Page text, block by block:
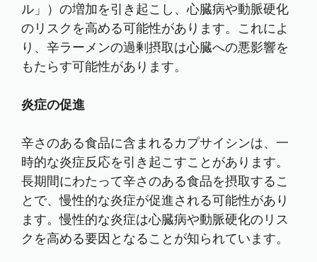
ル」）の増加を引き起こし、心臓病や動脈硬化
のリスクを高める可能性があります。これによ
り、辛ラーメンの過剰摂取は心臓への悪影響を
もたらす可能性があります。
炎症の促進
辛さのある食品に含まれるカプサイシンは、一
時的な炎症反応を引き起こすことがあります。
長期間にわたって辛さのある食品を摂取するこ
とで、慢性的な炎症が促進される可能性があり
ます。慢性的な炎症は心臓病や動脈硬化のリス
クを高める要因となることが知られています。